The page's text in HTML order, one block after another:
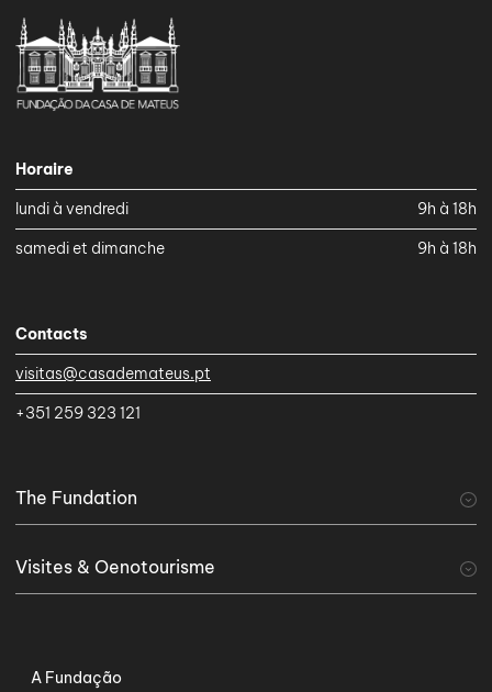
Horaire
lundi à vendredi
9h à 18h
samedi et dimanche
9h à 18h
Contacts
visitas@casademateus.pt
+351 259 323 121
The Fundation
Visites & Oenotourisme
Serviços Especiais
A Fundação